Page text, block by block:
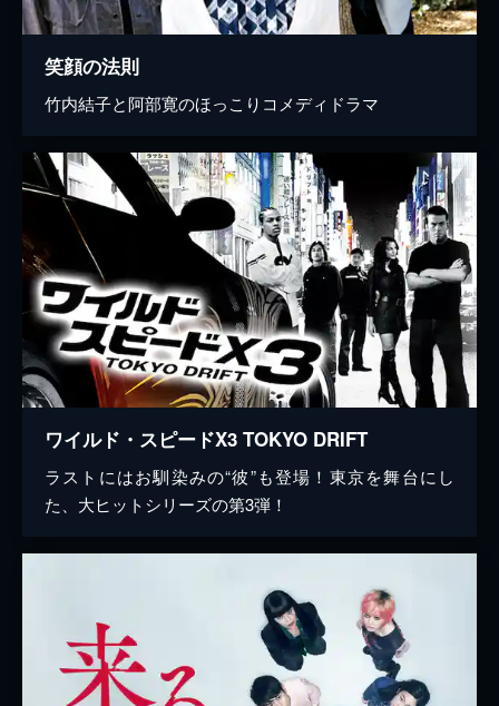
笑顔の法則
竹内結子と阿部寛のほっこりコメディドラマ
ワイルド・スピードX3 TOKYO DRIFT
ラストにはお馴染みの“彼”も登場！東京を舞台にし
た、大ヒットシリーズの第3弾！